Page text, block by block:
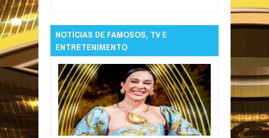
NOTÍCIAS DE FAMOSOS, TV E
ENTRETENIMENTO